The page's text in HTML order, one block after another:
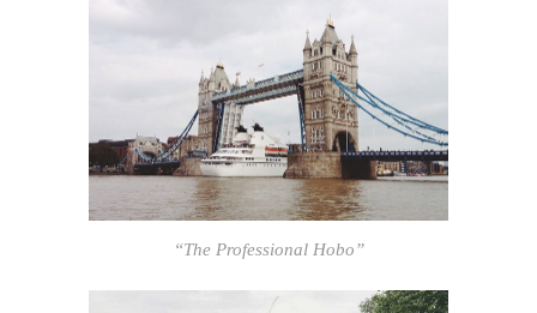
“The Professional Hobo”